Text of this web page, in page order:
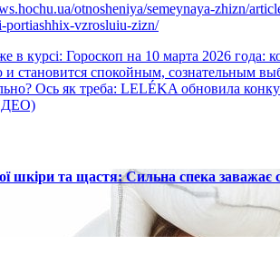
otnosheniya/semeynaya-zhizn/
portiashhix-vzrosluiu-zizn/
в курсі: Гороскоп на 10 марта 2026
и становится спокойным, сознательным
Ось як треба: LELÉKA обновила
шкіри та щастя: Сильна спека